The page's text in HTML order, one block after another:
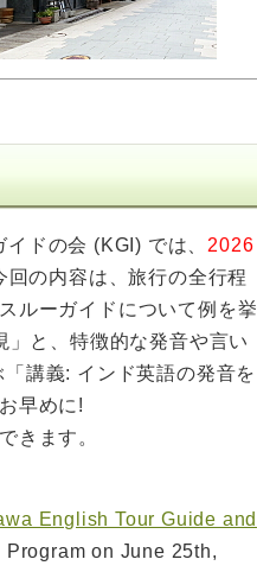
ドの会 (KGI) では、 2026
の内容は、旅行の全行程
ルーガイドについて例を挙
と、特徴的な発音や言い
講義: インド英語の発音を
早めに!
きます。
English Tour Guide and
on June 25th,